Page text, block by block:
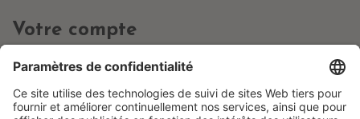
Votre compte
Informations personnelles
Commandes